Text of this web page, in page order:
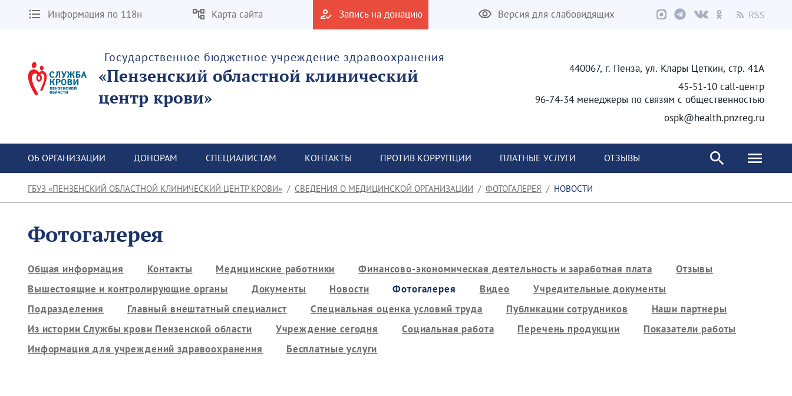
Информация по 118н Карта сайта Запись на донацию Версия для слабовидящих
Государственное бюджетное учреждение здравоохранения
«Пензенский областной клинический
центр крови»
440067, г. Пенза, ул. Клары Цеткин, стр. 41А
45-51-10 call-центр
96-74-34 менеджеры по связям с общественностью
ospk@health.pnzreg.ru
ОБ ОРГАНИЗАЦИИ ДОНОРАМ СПЕЦИАЛИСТАМ КОНТАКТЫ ПРОТИВ КОРРУПЦИИ ПЛАТНЫЕ УСЛУГИ ОТЗЫВЫ
ГБУЗ «ПЕНЗЕНСКИЙ ОБЛАСТНОЙ КЛИНИЧЕСКИЙ ЦЕНТР КРОВИ» СВЕДЕНИЯ О МЕДИЦИНСКОЙ ОРГАНИЗАЦИИ ФОТОГАЛЕРЕЯ НОВОСТИ
Фотогалерея
Общая информация Контакты Медицинские работники Финансово-экономическая деятельность и заработная плата
Отзывы
Вышестоящие и контролирующие органы
Документы Новости Фотогалерея Видео
Учредительные документы
Подразделения
Главный внештатный специалист Специальная оценка условий труда Публикации сотрудников
Наши партнеры
Из истории Службы крови Пензенской области
Учреждение сегодня Социальная работа Перечень продукции
Показатели работы
Информация для учреждений здравоохранения
Бесплатные услуги